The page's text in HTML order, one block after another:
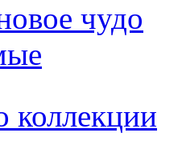
чудо
коллекции